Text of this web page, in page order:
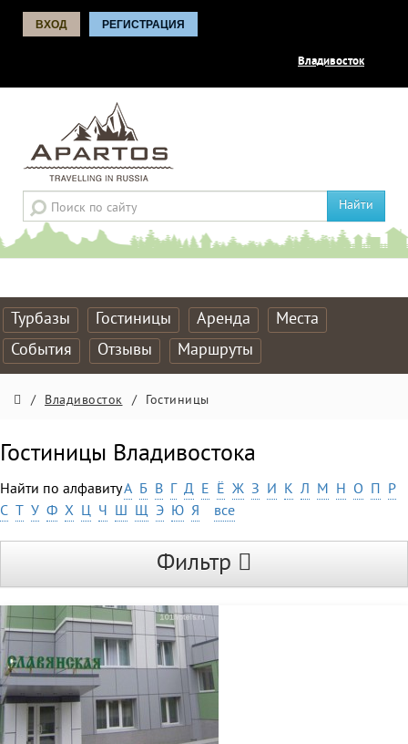
ВХОД РЕГИСТРАЦИЯ
Владивосток
Найти
Турбазы Гостиницы Аренда
Места
События
Отзывы Маршруты
/ Владивосток / Гостиницы
Гостиницы Владивостока
Найти по алфавитуА Б В Г Д Е Ё Ж З И К Л М Н О П Р
С Т У Ф Х Ц Ч Ш Щ Э Ю Я все
Фильтр